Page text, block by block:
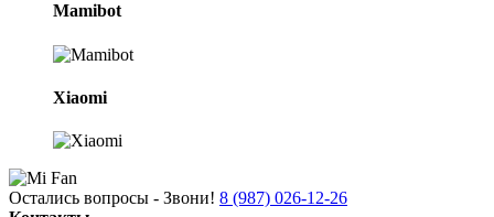
Mamibot
Xiaomi
Остались вопросы - Звони! 8 (987) 026-12-26